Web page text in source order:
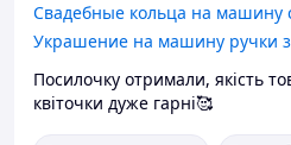
Посилочку отримали, якість
квіточки дуже гарні🥰